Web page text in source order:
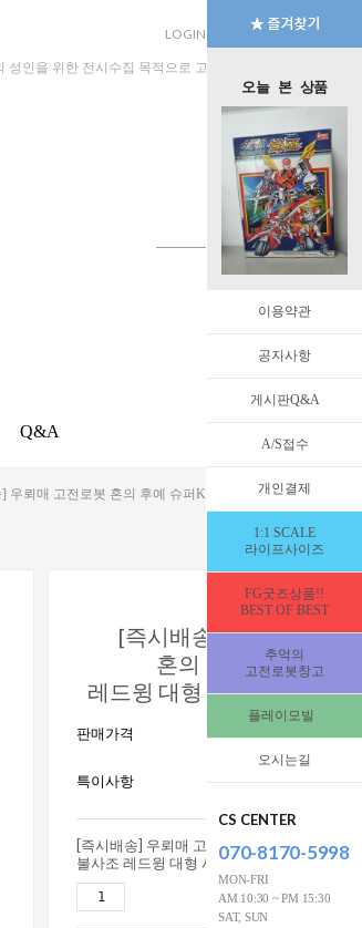
오늘 본 상품
이용약관
공지사항
게시판Q&A
A/S접수
개인결제
1:1 SCALE
라이프사이즈
FG굿즈상품!!
BEST OF BEST
추억의
고전로봇창고
플레이모빌
오시는길
CS CENTER
070-8170-5998
MON-FRI
AM 10:30 ~ PM 15:30
SAT, SUN
LOGIN JOIN MYPAGE
성인을 위한 전시수집 목적으로 고안된 수입판매 전문 법인
Q&A
우뢰매 고전로봇 혼의 후예 슈퍼K 불사조 레드윙 대형 사이
[즉시배송] 우뢰매 고전
혼의 후예 슈퍼K 불
레드윙 대형 사이즈
판매가격 255,000
특이사항
[즉시배송] 우뢰매 고전로봇 혼의 후예 슈퍼K
불사조 레드윙 대형 사이즈 [3359601]